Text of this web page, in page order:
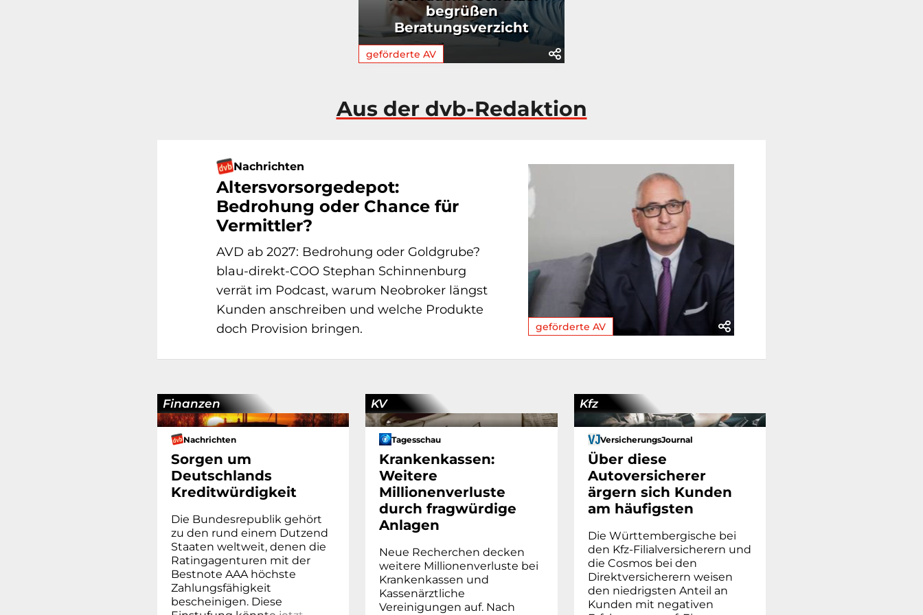
begrüßen
Beratungsverzicht
geförderte AV
Aus der dvb-Redaktion
geförderte AV
Nachrichten
Altersvorsorgedepot:
Bedrohung oder Chance für
Vermittler?
AVD ab 2027: Bedrohung oder Goldgrube?
blau-direkt-COO Stephan Schinnenburg
verrät im Podcast, warum Neobroker längst
Kunden anschreiben und welche Produkte
doch Provision bringen.
Finanzen
Nachrichten
Sorgen um
Deutschlands
Kreditwürdigkeit
Die Bundesrepublik gehört
zu den rund einem Dutzend
Staaten weltweit, denen die
Ratingagenturen mit der
Bestnote AAA höchste
Zahlungsfähigkeit
bescheinigen. Diese
KV
Tagesschau
Krankenkassen:
Weitere
Millionenverluste
durch fragwürdige
Anlagen
Neue Recherchen decken
weitere Millionenverluste bei
Krankenkassen und
Kassenärztliche
Vereinigungen auf. Nach
Kfz
VersicherungsJournal
Über diese
Autoversicherer
ärgern sich Kunden
am häufigsten
Die Württembergische bei
den Kfz-Filialversicherern und
die Cosmos bei den
Direktversicherern weisen
den niedrigsten Anteil an
Kunden mit negativen